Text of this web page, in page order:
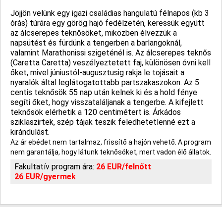
Jöjjön velünk egy igazi családias hangulatú félnapos (kb 3
órás) túrára egy görög hajó fedélzetén, keressük együtt
az álcserepes teknősöket, miközben élvezzük a
napsütést és fürdünk a tengerben a barlangoknál,
valamint Marathonissi szigeténél is. Az álcserepes teknős
(Caretta Caretta) veszélyeztetett faj, különösen óvni kell
őket, mivel júniustól-augusztusig rakja le tojásait a
nyaralók által leglátogatottabb partszakaszokon. Az 5
centis teknősök 55 nap után kelnek ki és a hold fénye
segíti őket, hogy visszataláljanak a tengerbe. A kifejlett
teknősök elérhetik a 120 centimétert is. Árkádos
sziklaszirtek, szép tájak teszik feledhetetlenné ezt a
kirándulást.
Az ár ebédet nem tartalmaz, frissítő a hajón vehető. A program
nem garantálja, hogy látunk teknősöket, mert vadon élő állatok.
Fakultatív program ára: 26 EUR/felnőtt
26 EUR/gyermek